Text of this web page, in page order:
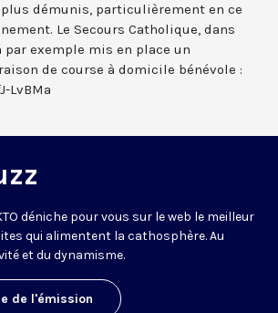
démunis, particulièrement en ce
Le Secours Catholique, dans
par exemple mis en place un
de course à domicile bénévole :
LvBMa
déniche pour vous sur le web le meilleur
qui alimentent la cathosphère. Au
et du dynamisme.
de l'émission